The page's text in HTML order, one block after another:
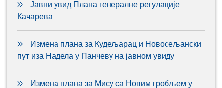
Јавни увид Плана генералне регулације
Качарева
Измена плана за Кудељарац и Новосељански
пут иза Надела у Панчеву на јавном увиду
Измена плана за Мису са Новим гробљем у